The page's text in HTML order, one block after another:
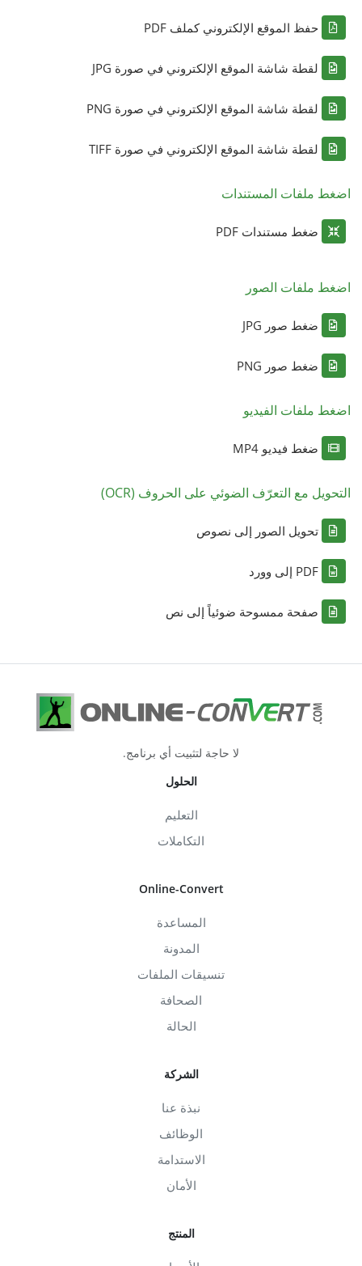
حفظ الموقع الإلكتروني كملف PDF
لقطة شاشة الموقع الإلكتروني في صورة JPG
لقطة شاشة الموقع الإلكتروني في صورة PNG
لقطة شاشة الموقع الإلكتروني في صورة TIFF
اضغط ملفات المستندات
ضغط مستندات PDF
اضغط ملفات الصور
ضغط صور JPG
ضغط صور PNG
اضغط ملفات الفيديو
ضغط فيديو MP4
التحويل مع التعرّف الضوئي على الحروف (OCR)
تحويل الصور إلى نصوص
PDF إلى وورد
صفحة ممسوحة ضوئياً إلى نص
لا حاجة لتثبيت أي برنامج.
الحلول
التعليم
التكاملات
Online-Convert
المساعدة
المدونة
تنسيقات الملفات
الصحافة
الحالة
الشركة
نبذة عنا
الوظائف
الاستدامة
الأمان
المنتج